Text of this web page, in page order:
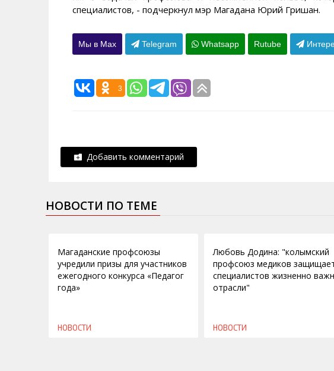
специалистов, - подчеркнул мэр Магадана Юрий Гришан.
Мы в Max Telegram Whatsapp Rutube
3
Добавить комментарий
НОВОСТИ ПО ТЕМЕ
Магаданские профсоюзы
учредили призы для участников
ежегодного конкурса «Педагог
года»
НОВОСТИ
Любовь Додина: "колымский
профсоюз медиков
специалистов жизненно
отрасли"
НОВОСТИ